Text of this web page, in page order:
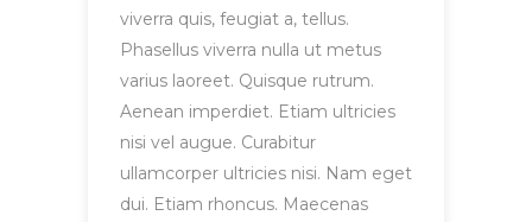
viverra quis, feugiat a, tellus.
Phasellus viverra nulla ut metus
varius laoreet. Quisque rutrum.
Aenean imperdiet. Etiam ultricies
nisi vel augue. Curabitur
ullamcorper ultricies nisi. Nam eget
dui. Etiam rhoncus. Maecenas